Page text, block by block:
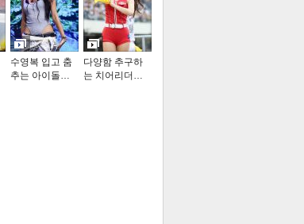
수영복 입고 춤
추는 아이돌…
다양함 추구하
는 치어리더…